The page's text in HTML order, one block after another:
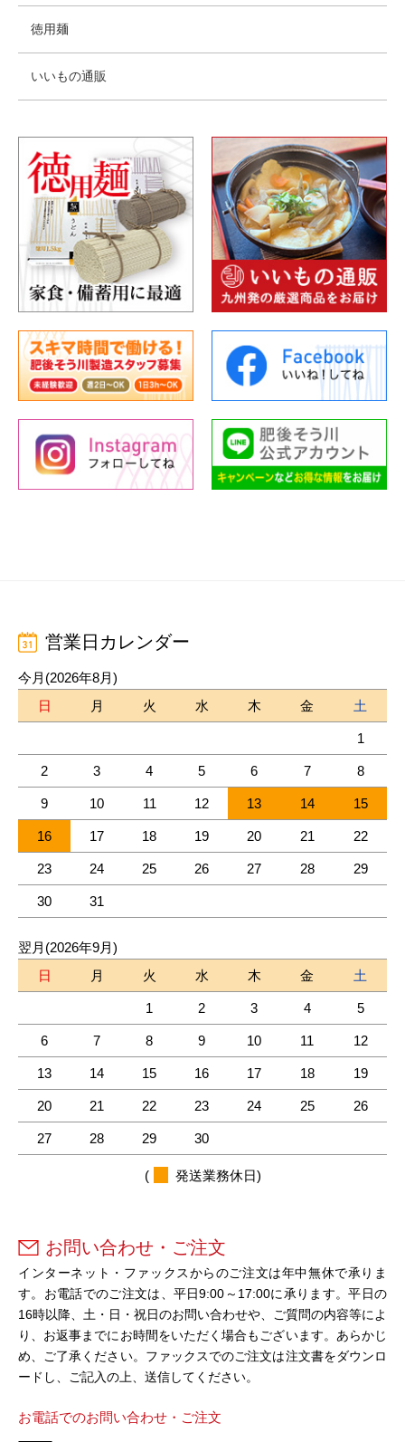
徳用麺
いいもの通販
営業日カレンダー
今月(2026年8月)
日
月 火 水 木 金 土
1
2 3 4 5 6 7 8
9 10 11 12 13 14 15
16 17 18 19 20 21 22
23 24 25 26 27 28 29
30 31
翌月(2026年9月)
日
月 火 水 木 金 土
1 2 3 4 5
6 7 8 9 10 11 12
13 14 15 16 17 18 19
20 21 22 23 24 25 26
27 28 29 30
( 発送業務休日)
お問い合わせ・ご注文
インターネット・ファックスからのご注文は年中無休で承りま
す。お電話でのご注文は、平日9:00～17:00に承ります。平日の
16時以降、土・日・祝日のお問い合わせや、ご質問の内容等によ
り、お返事までにお時間をいただく場合もございます。あらかじ
め、ご了承ください。ファックスでのご注文は注文書をダウンロ
ードし、ご記入の上、送信してください。
お電話でのお問い合わせ・ご注文